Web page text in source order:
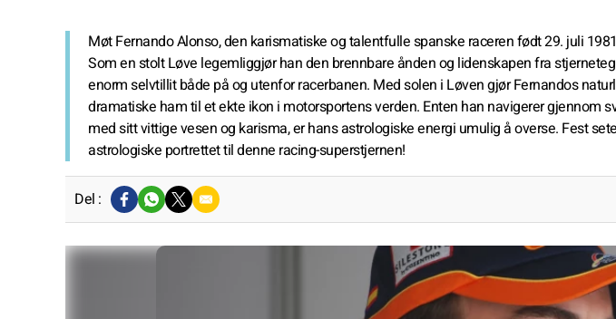
Møt Fernando Alonso, den karismatiske og talentfulle spanske raceren født 29. juli
Som en stolt Løve legemliggjør han den brennbare ånden og lidenskapen fra
enorm selvtillit både på og utenfor racerbanen. Med solen i Løven gjør Fernandos
dramatiske ham til et ekte ikon i motorsportens verden. Enten han navigerer gjennom
med sitt vittige vesen og karisma, er hans astrologiske energi umulig å overse. Fest
astrologiske portrettet til denne racing-superstjernen!
Del :